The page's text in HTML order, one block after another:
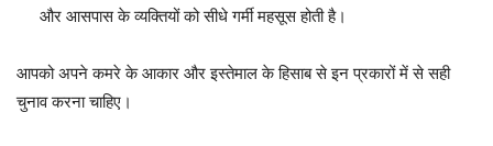
और आसपास के व्यक्तियों को सीधे गर्मी महसूस होती है।
आपको अपने कमरे के आकार और इस्तेमाल के हिसाब से इन प्रकारों में से सही
चुनाव करना चाहिए।